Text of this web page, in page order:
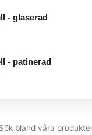
- glaserad
- patinerad